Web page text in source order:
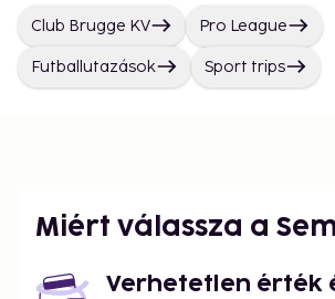
Club Brugge KV Pro League
Futballutazások Sport trips
Miért válassza a
Verhetetlen érték